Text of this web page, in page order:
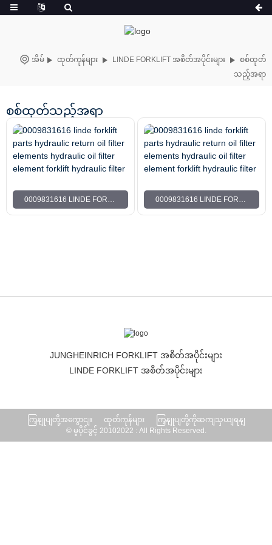
အိမ် ထုတ်ကုန်များ LINDE FORKLIFT အစိတ်အပိုင်းများ
စစ်ထုတ်
သည့်အရာ
စစ်ထုတ်သည့်အရာ
JUNGHEINRICH FORKLIFT အစိတ်အပိုင်းများ
LINDE FORKLIFT အစိတ်အပိုင်းများ
ကြှနျုပျတို့အကွောငျး ထုတ်ကုန်များ
ကြှနျုပျတို့ကိုဆကျသှယျရနျ
© မူပိုင်ခွင့် 20102022 : All Rights Reserved.